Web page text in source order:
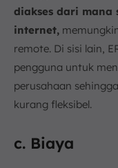
diakses dari mana
internet,
remote. Di sisi lain,
pengguna untuk
perusahaan
kurang fleksibel.
c. Biaya